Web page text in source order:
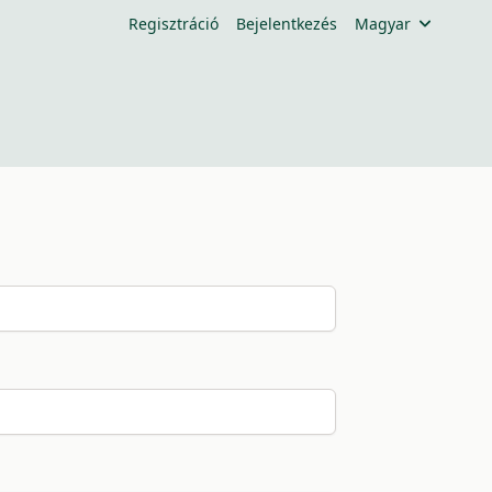
Regisztráció Bejelentkezés Magyar